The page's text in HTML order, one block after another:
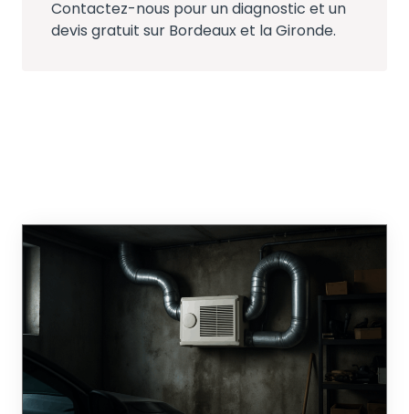
Contactez-nous pour un diagnostic et un
devis gratuit sur Bordeaux et la Gironde.